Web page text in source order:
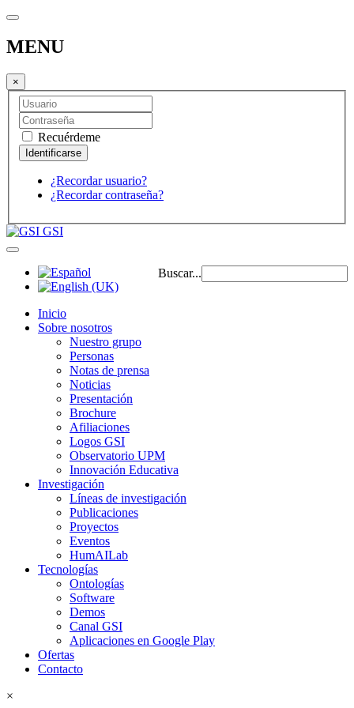
MENU
×
Recuérdeme
¿Recordar usuario?
¿Recordar contraseña?
GSI
Buscar...
Inicio
Sobre nosotros
Nuestro grupo
Personas
Notas de prensa
Noticias
Presentación
Brochure
Afiliaciones
Logos GSI
Observatorio UPM
Innovación Educativa
Investigación
Líneas de investigación
Publicaciones
Proyectos
Eventos
HumAILab
Tecnologías
Ontologías
Software
Demos
Canal GSI
Aplicaciones en Google Play
Ofertas
Contacto
×